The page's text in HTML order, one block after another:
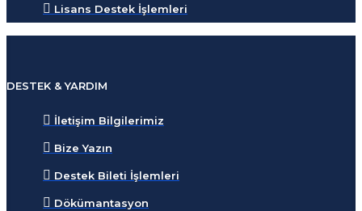
Lisans Destek İşlemleri
DESTEK & YARDIM
İletişim Bilgilerimiz
Bize Yazın
Destek Bileti İşlemleri
Dökümantasyon